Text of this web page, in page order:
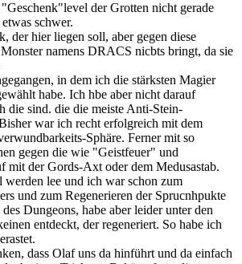
der Grotten nicht gerade
schwer.
der hier liegen soll, aber gegen diese
namens DRACS nicbts bringt, da sie
in dem ich die stärksten Magier
habe. Ich hbe aber nicht darauf
die sind. die die meiste Anti-Stein-
war ich recht erfolgreich mit dem
Sphäre. Ferner mit so
gegen die wie "Geistfeuer" und
mit der Gords-Axt oder dem Medusastab.
werden lee und ich war schon zum
und zum Regenerieren der Sprucnhpukte
Dungeons, habe aber leider unter den
entdeckt, der regeneriert. So habe ich
dass Olaf uns da hinführt und da einfach